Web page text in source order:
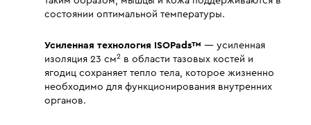
состоянии оптимальной температуры.
Усиленная технология ISOPads™ — усиленная
изоляция 23 см2 в области тазовых костей и
ягодиц сохраняет тепло тела, которое жизненно
необходимо для функционирования внутренних
органов.